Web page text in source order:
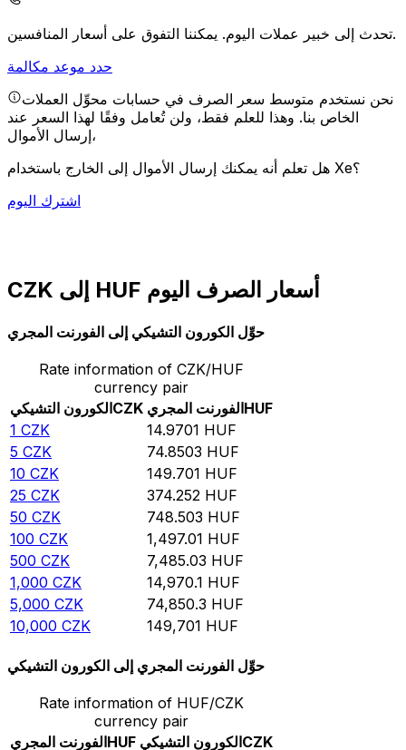
تحدث إلى خبير عملات اليوم.يمكننا التفوق على أسعار المنافسين.
حدد موعد مكالمة
نحن نستخدم متوسط سعر الصرف في حسابات محوِّل العملات
الخاص بنا. وهذا للعلم فقط، ولن تُعامل وفقًا لهذا السعر عند
إرسال الأموال،
هل تعلم أنه يمكنك إرسال الأموال إلى الخارج باستخدام Xe؟
اشترك اليوم
CZK إلى HUF أسعار الصرف اليوم
حوِّل الكورون التشيكي إلى الفورنت المجري
Rate information of CZK/HUF
currency pair
الكورون التشيكيCZK الفورنت المجريHUF
1 CZK 14.9701 HUF
5 CZK 74.8503 HUF
10 CZK 149.701 HUF
25 CZK 374.252 HUF
50 CZK 748.503 HUF
100 CZK 1,497.01 HUF
500 CZK 7,485.03 HUF
1,000 CZK 14,970.1 HUF
5,000 CZK 74,850.3 HUF
10,000 CZK 149,701 HUF
حوِّل الفورنت المجري إلى الكورون التشيكي
Rate information of HUF/CZK
currency pair
الفورنت المجريHUF الكورون التشيكيCZK